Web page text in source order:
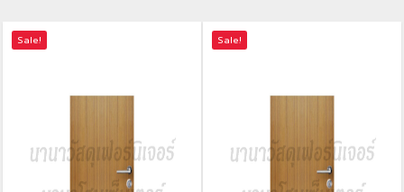
Sale! Sale!